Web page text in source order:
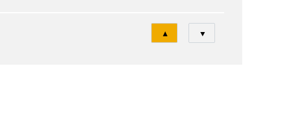
Tri
▲ ▼